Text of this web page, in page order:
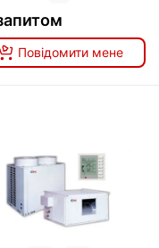
Повідомити мене